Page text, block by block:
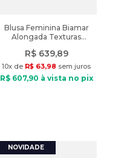
Blusa Feminina Biamar
Alongada Texturas
R$ 639,89
10x de R$ 63,98 sem juros
R$ 607,90 à vista no pix